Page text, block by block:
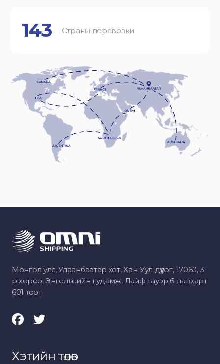
143 Страны перевозки
Монгол улс, Улаанбаатар хот, Хан-Уул дүүрэг, 17060, 3-
р хороо, Энгельсийн гудамж, Лайф тауэр 6 давхарт
601 тоот
Хэтийн төлөв